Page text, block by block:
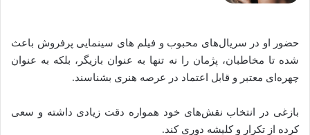
حضور او در سریال‌های محبوب و فیلم‌ های سینمایی پرفروش باعث
شده‌‌ تا مخاطبان، پژمان را نه تنها به عنوان بازیگر، بلکه به عنوان
چهره‌ای معتبر و قابل اعتماد در عرصه هنری بشناسند.
بازغی در انتخاب نقش‌های خود همواره دقت زیادی داشته و سعی
کرده از تکرار و کلیشه دوری کند.